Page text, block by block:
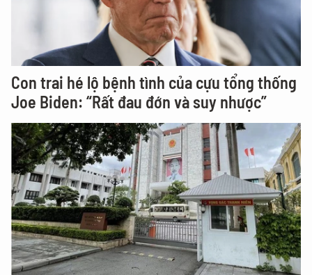
Con trai hé lộ bệnh tình của cựu tổng thống
Joe Biden: “Rất đau đớn và suy nhược”